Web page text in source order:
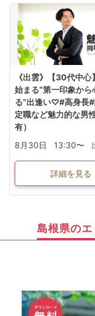
《出雲》【30代中心
始まる“第一印象から
る”出逢い♡#高身長
定職など魅力的な男
有）
8月30日
13:30〜
詳細を見る
島根県の